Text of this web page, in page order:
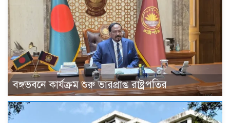
বঙ্গভবনে কার্যক্রম শুরু ভারপ্রাপ্ত রাষ্ট্রপতির